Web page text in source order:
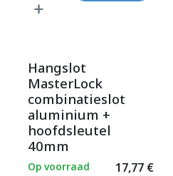
Hangslot
MasterLock
combinatieslot
aluminium +
hoofdsleutel
40mm
17,77€
Op voorraad